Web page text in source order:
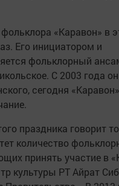
«Каравон» в
Его инициатором и
фольклорный
С 2003 года
сегодня
праздника говорит
количество
принять участие в
культуры РТ Айрат